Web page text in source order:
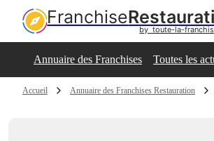
Franchise
by  toute-la-
Annuaire des Franchises Toutes les
Accueil Annuaire des Franchises Restauration